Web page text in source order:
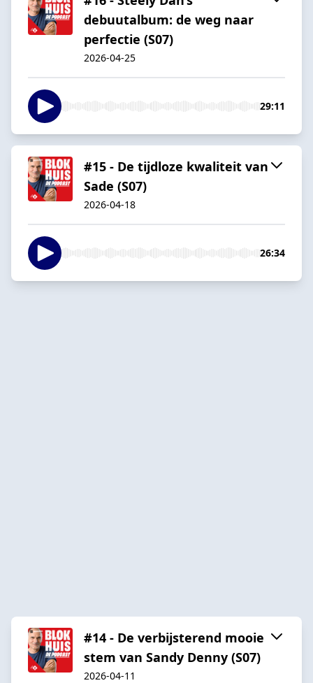
debuutalbum: de weg naar
perfectie (S07)
2026-04-25
29:11
#15 - De tijdloze kwaliteit van
Sade (S07)
2026-04-18
26:34
#14 - De verbijsterend mooie
stem van Sandy Denny (S07)
2026-04-11